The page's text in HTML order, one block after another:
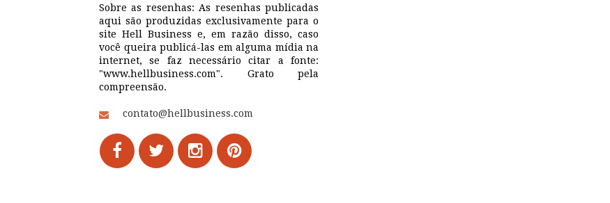
Sobre as resenhas: As resenhas publicadas
aqui são produzidas exclusivamente para o
site Hell Business e, em razão disso, caso
você queira publicá-las em alguma mídia na
internet, se faz necessário citar a fonte:
"www.hellbusiness.com". Grato pela
compreensão.
contato@hellbusiness.com